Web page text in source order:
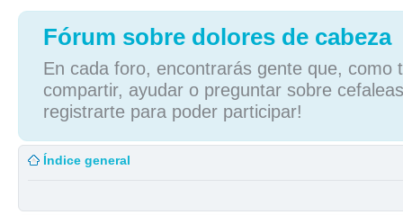
Fórum sobre dolores de cabeza
En cada foro, encontrarás gente que, como
compartir, ayudar o preguntar sobre
registrarte para poder participar!
Índice general